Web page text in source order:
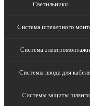
Светильники
Система штекерного
Система
Системы ввода для
Системы защиты